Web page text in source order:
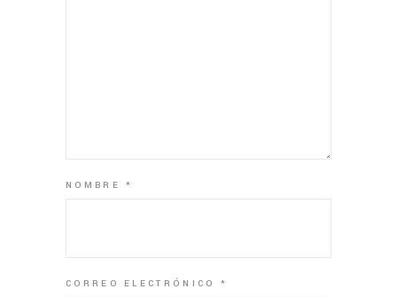
NOMBRE*
CORREO ELECTRÓNICO *